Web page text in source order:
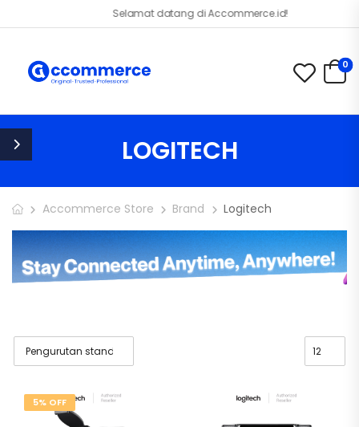
Selamat datang di Accommerce.id!
0
LOGITECH
Accommerce Store Brand Logitech
5% OFF